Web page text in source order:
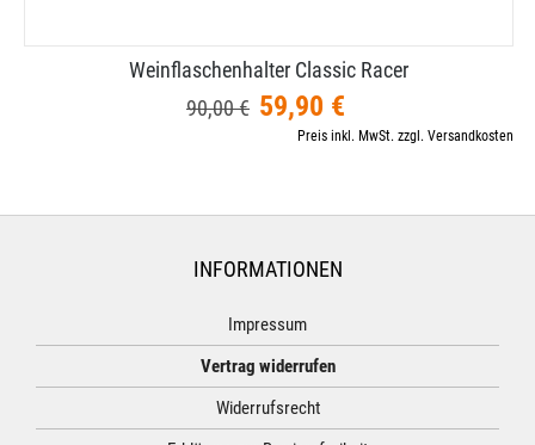
Weinflaschenhalter Classic Racer
90,00 € 59,90 €
Preis inkl. MwSt. zzgl. Versandkosten
INFORMATIONEN
Impressum
Vertrag widerrufen
Widerrufsrecht